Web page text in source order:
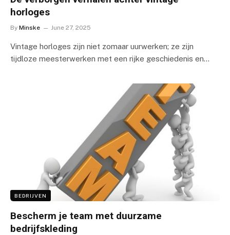
horloges
By Minske June 27, 2025
Vintage horloges zijn niet zomaar uurwerken; ze zijn
tijdloze meesterwerken met een rijke geschiedenis en…
BEDRIJVEN
Bescherm je team met duurzame
bedrijfskleding